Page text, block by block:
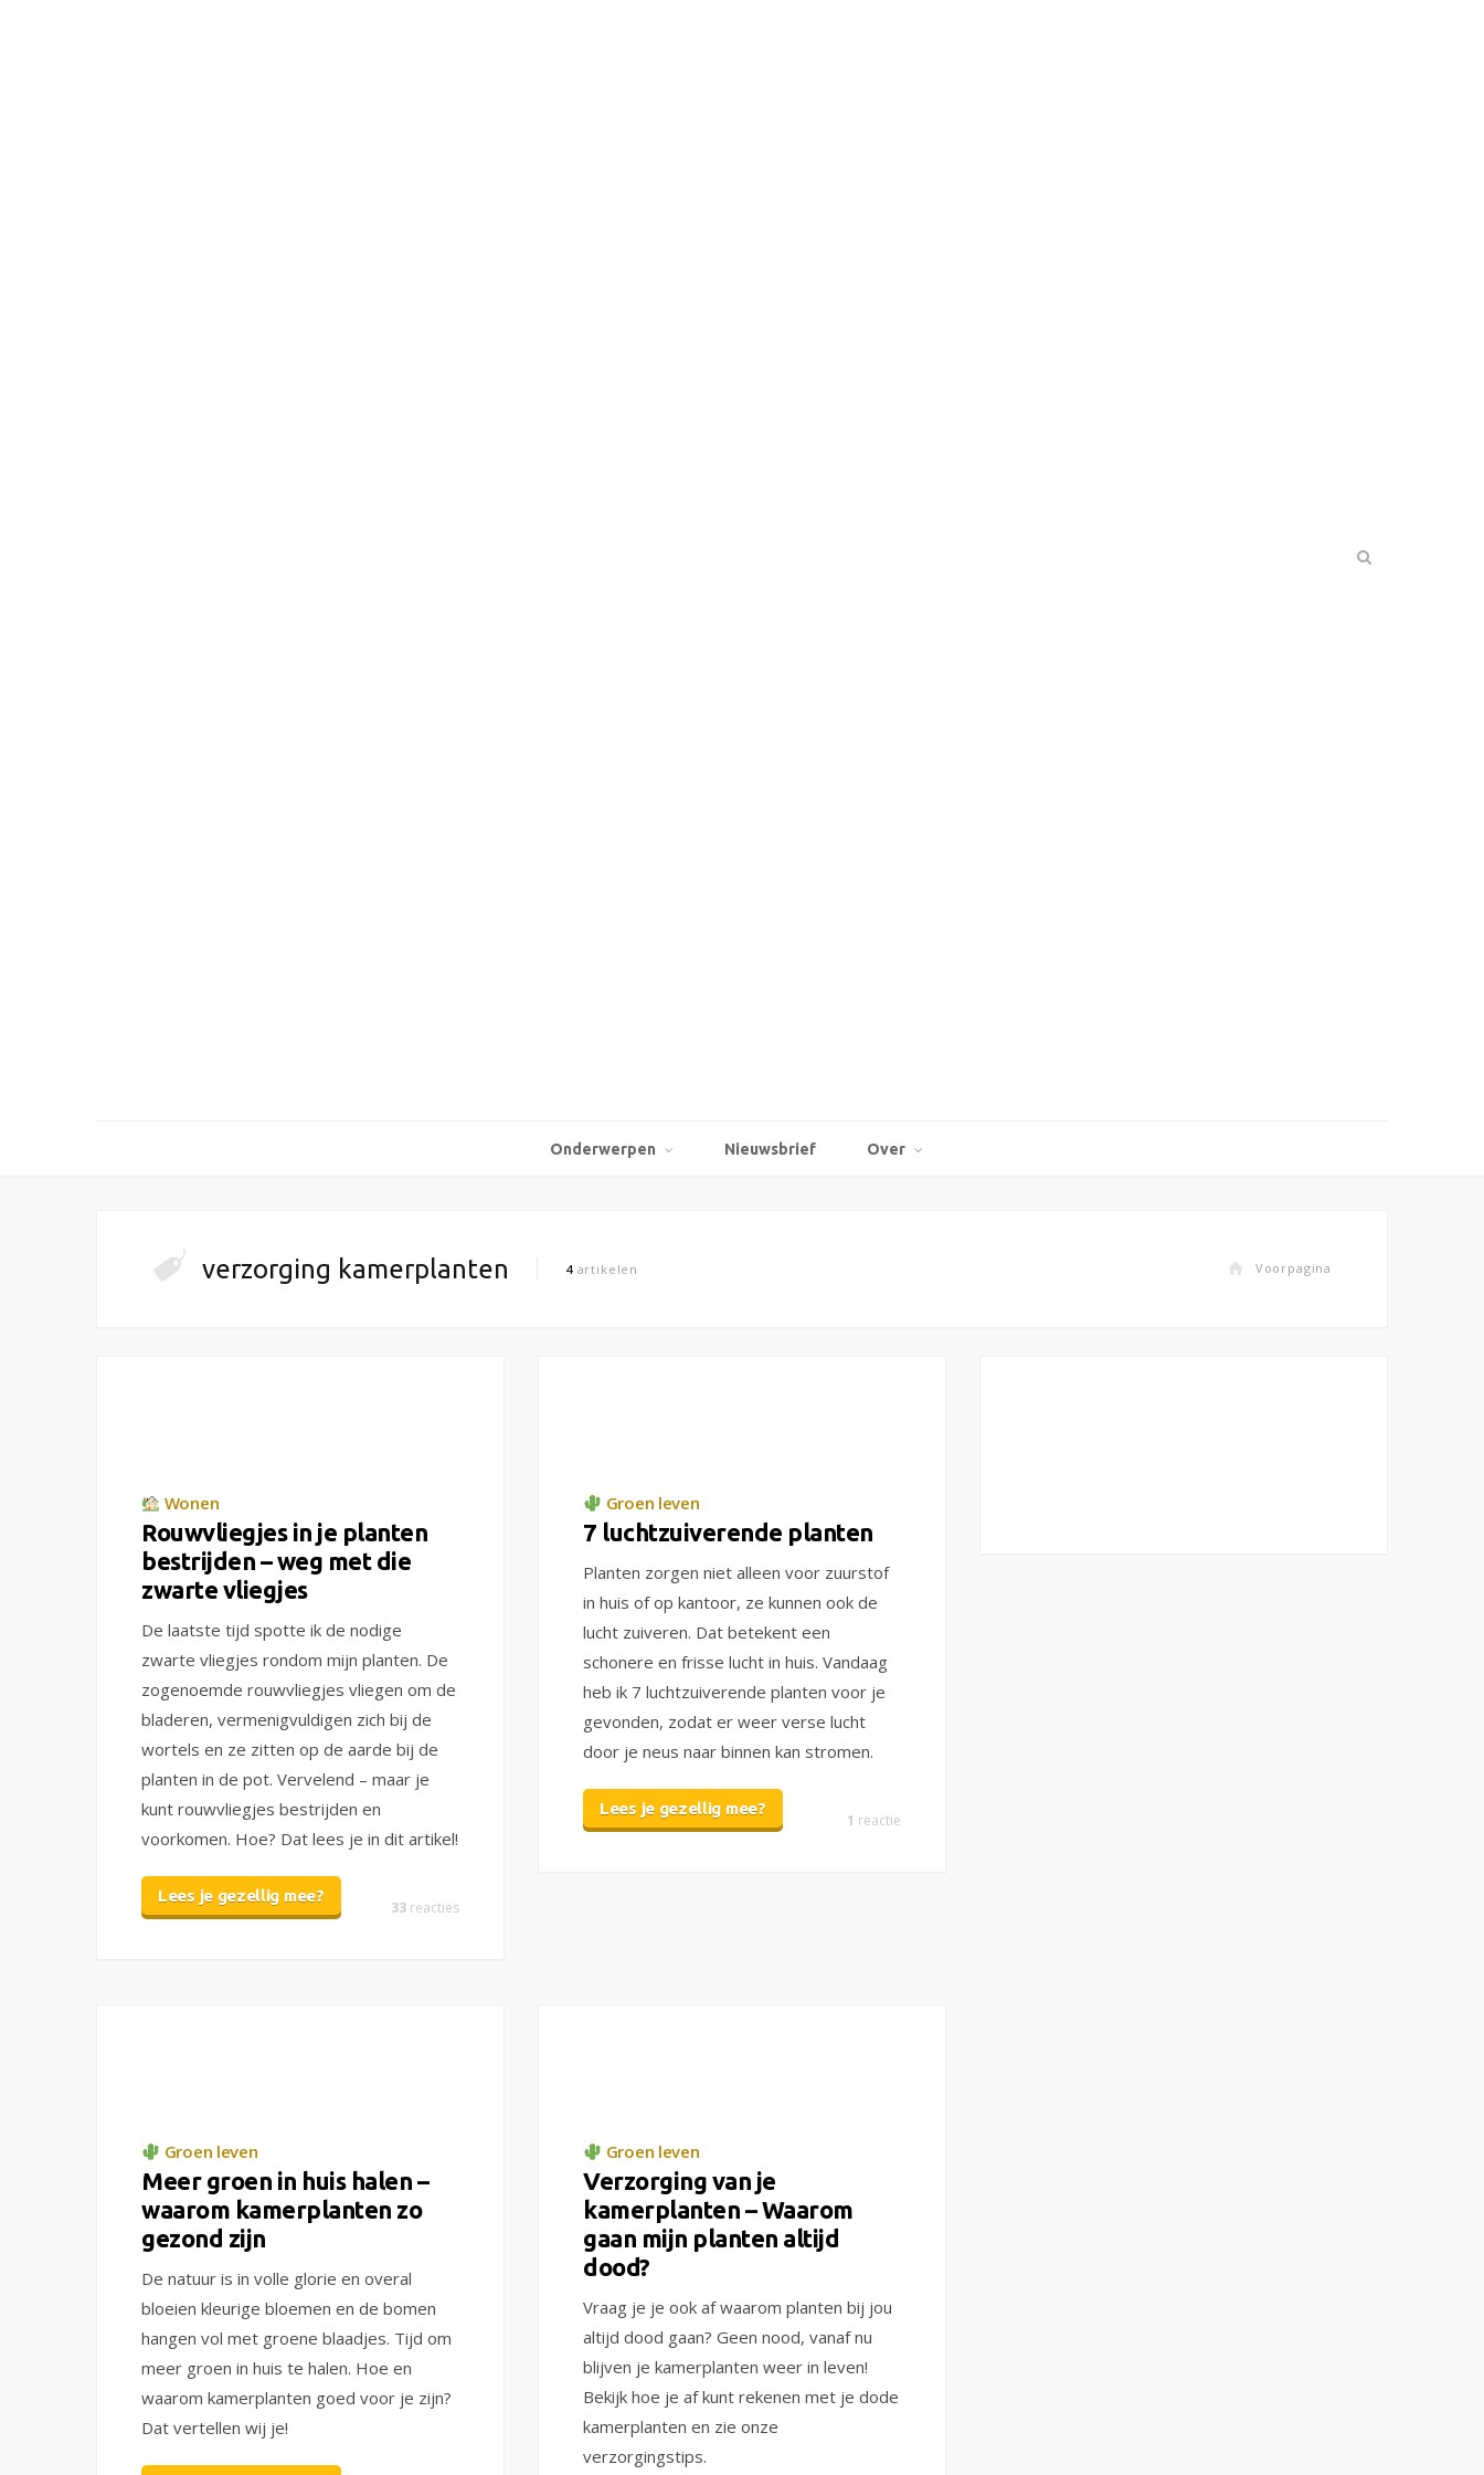
Onderwerpen Nieuwsbrief Over
verzorging kamerplanten 4artikelen Voorpagina
Wonen
Rouwvliegjes in je planten
bestrijden – weg met die
zwarte vliegjes
De laatste tijd spotte ik de nodige
zwarte vliegjes rondom mijn planten. De
zogenoemde rouwvliegjes vliegen om de
bladeren, vermenigvuldigen zich bij de
wortels en ze zitten op de aarde bij de
planten in de pot. Vervelend – maar je
kunt rouwvliegjes bestrijden en
voorkomen. Hoe? Dat lees je in dit artikel!
Lees je gezellig mee?
33 reacties
Groen leven
7 luchtzuiverende planten
Planten zorgen niet alleen voor zuurstof
in huis of op kantoor, ze kunnen ook de
lucht zuiveren. Dat betekent een
schonere en frisse lucht in huis. Vandaag
heb ik 7 luchtzuiverende planten voor je
gevonden, zodat er weer verse lucht
door je neus naar binnen kan stromen.
Lees je gezellig mee?
1 reactie
Groen leven
Meer groen in huis halen –
waarom kamerplanten zo
gezond zijn
De natuur is in volle glorie en overal
bloeien kleurige bloemen en de bomen
hangen vol met groene blaadjes. Tijd om
meer groen in huis te halen. Hoe en
waarom kamerplanten goed voor je zijn?
Dat vertellen wij je!
Groen leven
Verzorging van je
kamerplanten – Waarom
gaan mijn planten altijd
dood?
Vraag je je ook af waarom planten bij jou
altijd dood gaan? Geen nood, vanaf nu
blijven je kamerplanten weer in leven!
Bekijk hoe je af kunt rekenen met je dode
kamerplanten en zie onze
verzorgingstips.